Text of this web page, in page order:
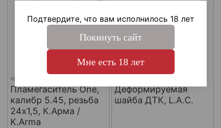
арт.
Пламегаситель One,
калибр 5.45, резьба
24х1,5, К.Арма /
K.Arma
Деформируемая
шайба ДТК, L.A.C.
Подтвердите, что вам исполнилось 18 лет
Покинуть сайт
Мне есть 18 лет